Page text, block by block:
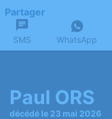
Partager
SMS WhatsApp
Paul ORS
décédé le 23 mai 2026